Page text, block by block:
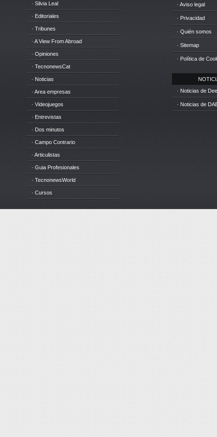
· Silvia Leal
· Editoriales
· Tribunes
· A View From Abroad
· Opiniones
· TecnonewsCat
· Noticias
· Area empresas
· Videojuegos
· Entrevistas
· Dos minutos
· Campo Contrario
· Articulistas
· Guia Profesionales
· TecnonewsWorld
· Cursos
· Aviso legal
· Privacidad
· Quién somos
· Sitemap
· Política de
· Noticias de
· Noticias de